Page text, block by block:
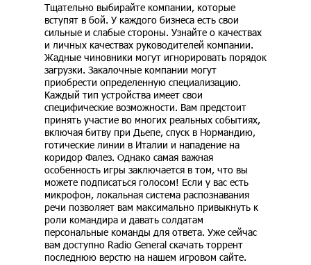
Тщательно выбирайте компании, которые
вступят в бой. У каждого бизнеса есть свои
сильные и слабые стороны. Узнайте о качествах
и личных качествах руководителей компании.
Жадные чиновники могут игнорировать порядок
загрузки. Закалочные компании могут
приобрести определенную специализацию.
Каждый тип устройства имеет свои
специфические возможности. Вам предстоит
принять участие во многих реальных событиях,
включая битву при Дьепе, спуск в Нормандию,
готические линии в Италии и нападение на
коридор Фалез. Однако самая важная
особенность игры заключается в том, что вы
можете подписаться голосом! Если у вас есть
микрофон, локальная система распознавания
речи позволяет вам максимально привыкнуть к
роли командира и давать солдатам
персональные команды для ответа. Уже сейчас
вам доступно Radio General скачать торрент
последнюю верстю на нашем игровом сайте.